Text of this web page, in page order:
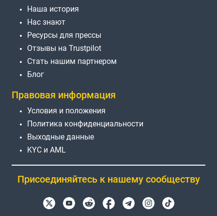
Наша история
Нас знают
Ресурсы для прессы
Отзывы на Trustpilot
Стать нашим партнером
Блог
Правовая информация
Условия и положения
Политика конфиденциальности
Выходные данные
KYC и AML
Присоединяйтесь к нашему сообществу